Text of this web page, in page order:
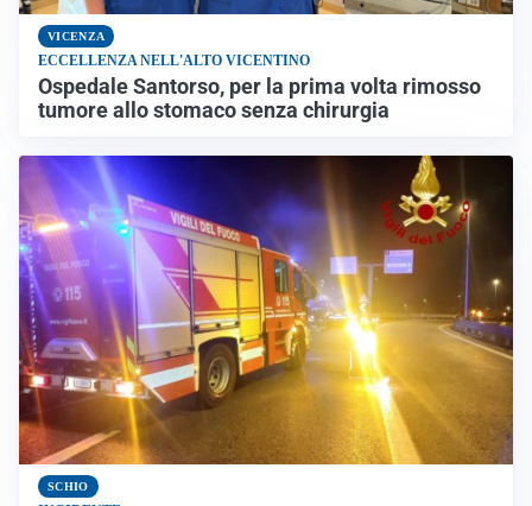
VICENZA
ECCELLENZA NELL'ALTO VICENTINO
Ospedale Santorso, per la prima volta rimosso
tumore allo stomaco senza chirurgia
SCHIO